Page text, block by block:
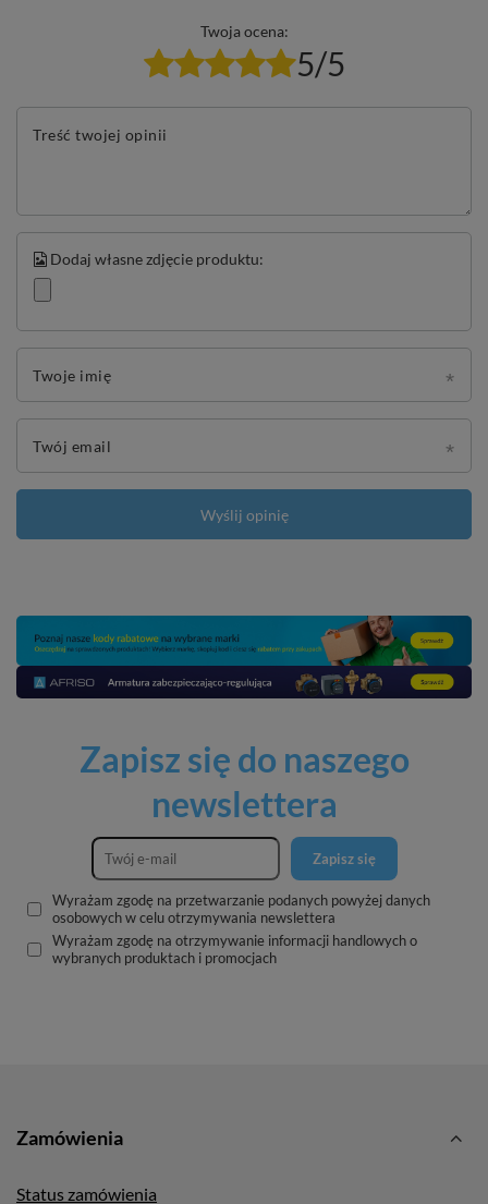
Twoja ocena:
5/5
Treść twojej opinii
Dodaj własne zdjęcie produktu:
Twoje imię
Twój email
Wyślij opinię
Zapisz się do naszego
newslettera
Zapisz się
Wyrażam zgodę na przetwarzanie podanych powyżej danych
osobowych w celu otrzymywania newslettera
Wyrażam zgodę na otrzymywanie informacji handlowych o
wybranych produktach i promocjach
Zamówienia
Status zamówienia